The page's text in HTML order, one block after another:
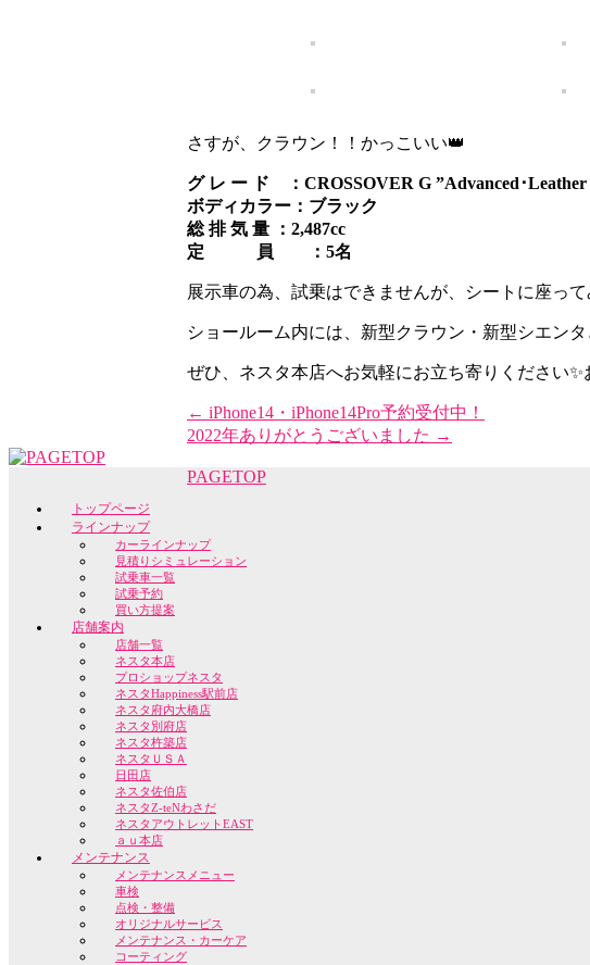
さすが、クラウン！！かっこいい👑
グ レ ー ド ：CROSSOVER G ”Advanced･Leather
ボディカラー：ブラック
総 排 気 量 ：2,487cc
定 員 ：5名
展示車の為、試乗はできませんが、シートに座っ
ショールーム内には、新型クラウン・新型シエンタ
ぜひ、ネスタ本店へお気軽にお立ち寄りください✨
← iPhone14・iPhone14Pro予約受付中！
2022年ありがとうございました →
PAGETOP
トップページ
ラインナップ
カーラインナップ
見積りシミュレーション
試乗車一覧
試乗予約
買い方提案
店舗案内
店舗一覧
ネスタ本店
プロショップネスタ
ネスタHappiness駅前店
ネスタ府内大橋店
ネスタ別府店
ネスタ杵築店
ネスタＵＳＡ
日田店
ネスタ佐伯店
ネスタZ-teNわさだ
ネスタアウトレットEAST
ａｕ本店
メンテナンス
メンテナンスメニュー
車検
点検・整備
オリジナルサービス
メンテナンス・カーケア
コーティング